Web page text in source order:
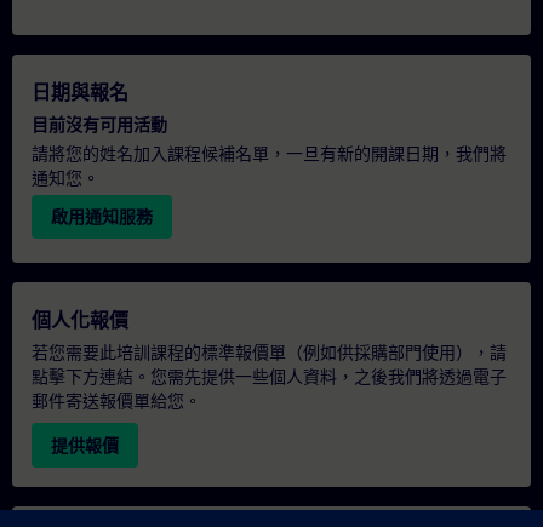
日期與報名
目前沒有可用活動
請將您的姓名加入課程候補名單，一旦有新的開課日期，我們將
通知您。
啟用通知服務
個人化報價
若您需要此培訓課程的標準報價單（例如供採購部門使用），請
點擊下方連結。您需先提供一些個人資料，之後我們將透過電子
郵件寄送報價單給您。
提供報價